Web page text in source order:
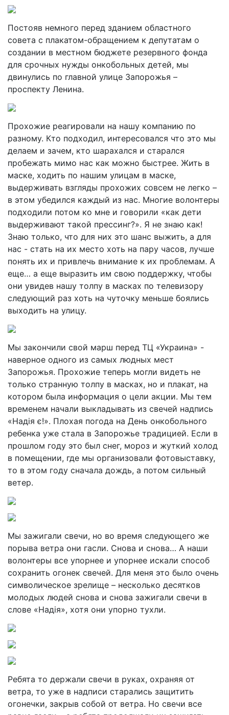
Постояв немного перед зданием областного
совета с плакатом-обращением к депутатам о
создании в местном бюджете резервного фонда
для срочных нужды онкобольных детей, мы
двинулись по главной улице Запорожья –
проспекту Ленина.
Прохожие реагировали на нашу компанию по
разному. Кто подходил, интересовался что это мы
делаем и зачем, кто шарахался и старался
пробежать мимо нас как можно быстрее. Жить в
маске, ходить по нашим улицам в маске,
выдерживать взгляды прохожих совсем не легко –
в этом убедился каждый из нас. Многие волонтеры
подходили потом ко мне и говорили «как дети
выдерживают такой прессинг?». Я не знаю как!
Знаю только, что для них это шанс выжить, а для
нас - стать на их место хоть на пару часов, лучше
понять их и привлечь внимание к их проблемам. А
еще… а еще выразить им свою поддержку, чтобы
они увидев нашу толпу в масках по телевизору
следующий раз хоть на чуточку меньше боялись
выходить на улицу.
Мы закончили свой марш перед ТЦ «Украина» -
наверное одного из самых людных мест
Запорожья. Прохожие теперь могли видеть не
только странную толпу в масках, но и плакат, на
котором была информация о цели акции. Мы тем
временем начали выкладывать из свечей надпись
«Надія є!». Плохая погода на День онкобольного
ребенка уже стала в Запорожье традицией. Если в
прошлом году это был снег, мороз и жуткий холод
в помещении, где мы организовали фотовыставку,
то в этом году сначала дождь, а потом сильный
ветер.
Мы зажигали свечи, но во время следующего же
порыва ветра они гасли. Снова и снова… А наши
волонтеры все упорнее и упорнее искали способ
сохранить огонек свечей. Для меня это было очень
символическое зрелище – несколько десятков
молодых людей снова и снова зажигали свечи в
слове «Надія», хотя они упорно тухли.
Ребята то держали свечи в руках, охраняя от
ветра, то уже в надписи старались защитить
огонечки, закрыв собой от ветра. Но свечи все